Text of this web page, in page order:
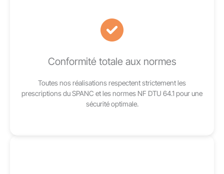
Conformité totale aux normes
Toutes nos réalisations respectent strictement les
prescriptions du SPANC et les normes NF DTU 64.1 pour une
sécurité optimale.